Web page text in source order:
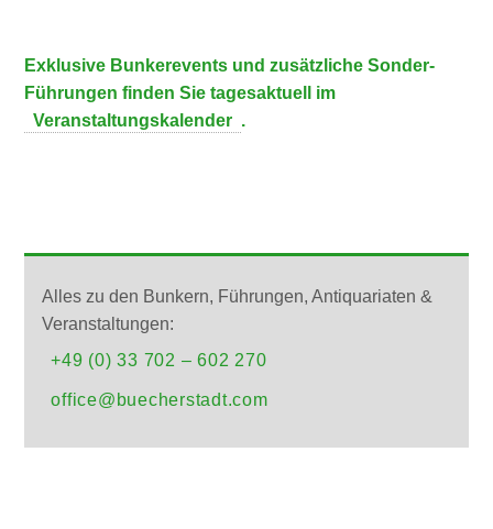
Exklusive Bunkerevents und zusätzliche Sonder-
Führungen finden Sie tagesaktuell im
Veranstaltungskalender .
Alles zu den Bunkern, Führungen, Antiquariaten &
Veranstaltungen:
+49 (0) 33 702 – 602 270
office@buecherstadt.com